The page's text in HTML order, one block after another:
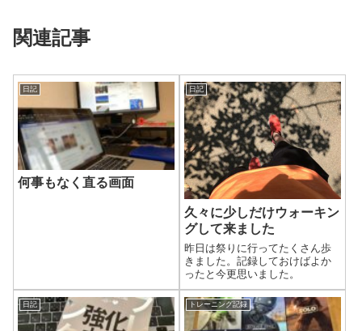
関連記事
日記
何事もなく直る画面
日記
久々に少しだけウォーキン
グして来ました
昨日は祭りに行ってたくさん歩
きました。記録しておけばよか
ったと今更思いました。
日記 トレーニング記録